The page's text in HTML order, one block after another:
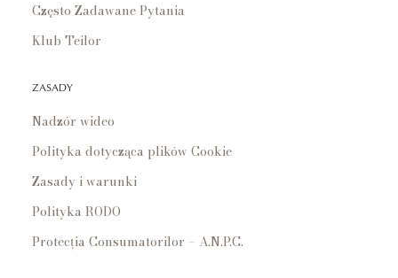
Często Zadawane Pytania
Klub Teilor
ZASADY
Nadzór wideo
Polityka dotycząca plików Cookie
Zasady i warunki
Polityka RODO
Protecția Consumatorilor – A.N.P.C.